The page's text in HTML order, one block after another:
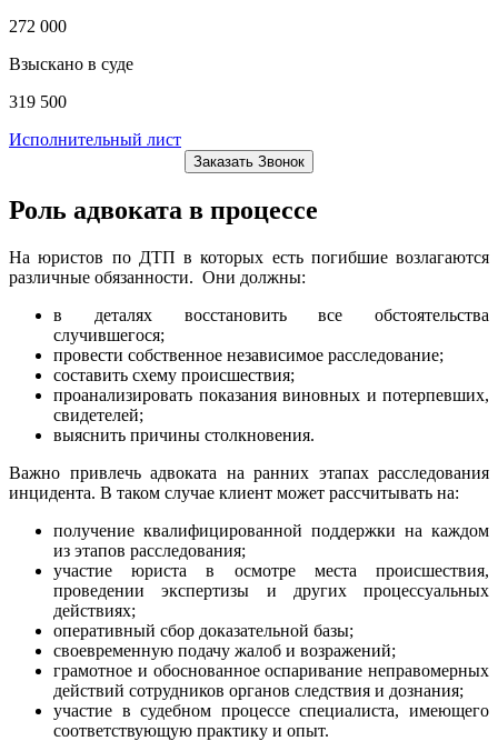
272 000
Взыскано в суде
319 500
Исполнительный лист
Заказать Звонок
Роль адвоката в процессе
На юристов по ДТП в которых есть погибшие возлагаются
различные обязанности. Они должны:
в деталях восстановить все обстоятельства
случившегося;
провести собственное независимое расследование;
составить схему происшествия;
проанализировать показания виновных и потерпевших,
свидетелей;
выяснить причины столкновения.
Важно привлечь адвоката на ранних этапах расследования
инцидента. В таком случае клиент может рассчитывать на:
получение квалифицированной поддержки на каждом
из этапов расследования;
участие юриста в осмотре места происшествия,
проведении экспертизы и других процессуальных
действиях;
оперативный сбор доказательной базы;
своевременную подачу жалоб и возражений;
грамотное и обоснованное оспаривание неправомерных
действий сотрудников органов следствия и дознания;
участие в судебном процессе специалиста, имеющего
соответствующую практику и опыт.